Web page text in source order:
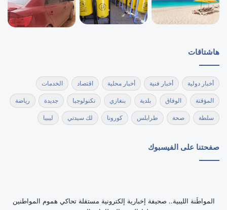
هاشتاقات
أخبار دولية أخبار فنية أخبار محلية اقتصاد الخدمات
المؤقتة الوفاق بلدية بنغازي تكنولوجيا جديدة رياضة
سلطة صحة طرابلس كورونا لك سيدتي ليبيا
صفحتنا على الفيسبوك
‏المواطَنة الليبية.. صحيفة إخبارية إلكترونية مستقلة تحاكي هموم المواطنين